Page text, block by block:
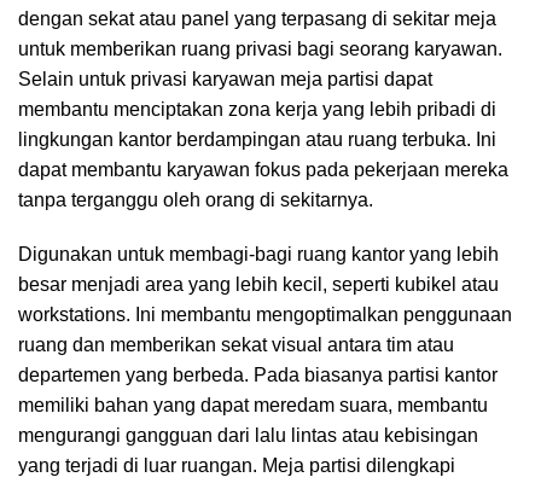
dengan sekat atau panel yang terpasang di sekitar meja
untuk memberikan ruang privasi bagi seorang karyawan.
Selain untuk privasi karyawan meja partisi dapat
membantu menciptakan zona kerja yang lebih pribadi di
lingkungan kantor berdampingan atau ruang terbuka. Ini
dapat membantu karyawan fokus pada pekerjaan mereka
tanpa terganggu oleh orang di sekitarnya.
Digunakan untuk membagi-bagi ruang kantor yang lebih
besar menjadi area yang lebih kecil, seperti kubikel atau
workstations. Ini membantu mengoptimalkan penggunaan
ruang dan memberikan sekat visual antara tim atau
departemen yang berbeda. Pada biasanya partisi kantor
memiliki bahan yang dapat meredam suara, membantu
mengurangi gangguan dari lalu lintas atau kebisingan
yang terjadi di luar ruangan. Meja partisi dilengkapi